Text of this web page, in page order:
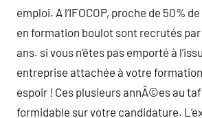
emploi. A l’IFOCOP, proche de 50%
en formation boulot sont recrutés
ans. si vous n’êtes pas emporté à
entreprise attachée à votre
espoir ! Ces plusieurs annÃ©es au
formidable sur votre candidature.